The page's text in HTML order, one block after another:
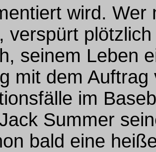
wird. Wer
verspürt
seinem Leben
mit dem
im
Summer
bald eine